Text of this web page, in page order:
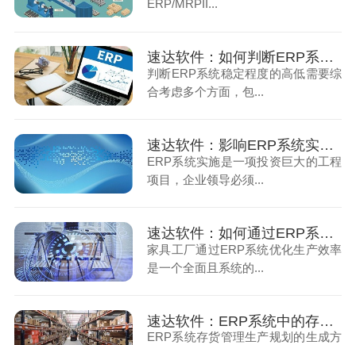
ERP/MRPII...
速达软件：如何判断ERP系统是否稳定
判断ERP系统稳定程度的高低需要综
合考虑多个方面，包...
速达软件：影响ERP系统实施成功的因素有哪些
ERP系统实施是一项投资巨大的工程
项目，企业领导必须...
速达软件：如何通过ERP系统优化家具厂的生产效率
家具工厂通过ERP系统优化生产效率
是一个全面且系统的...
速达软件：ERP系统中的存货管理都有什么流程
ERP系统存货管理生产规划的生成方